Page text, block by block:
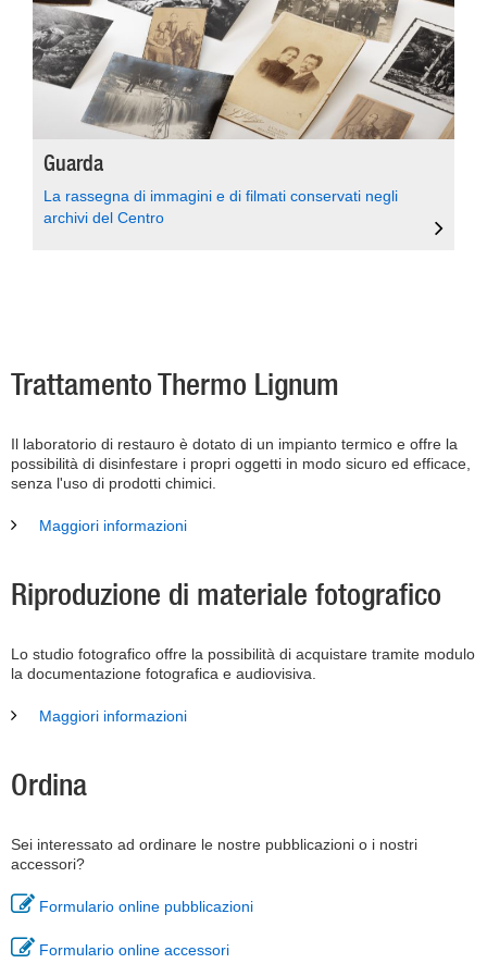
Guarda
La rassegna di immagini e di filmati conservati negli
archivi del Centro
Trattamento Thermo Lignum
Il laboratorio di restauro è dotato di un impianto termico e offre la
possibilità di disinfestare i propri oggetti in modo sicuro ed efficace,
senza l'uso di prodotti chimici.
Maggiori informazioni
Riproduzione di materiale fotografico
Lo studio fotografico offre la possibilità di acquistare tramite modulo
la documentazione fotografica e audiovisiva.
Maggiori informazioni
Ordina
Sei interessato ad ordinare le nostre pubblicazioni o i nostri
accessori?
Formulario online pubblicazioni
Formulario online accessori